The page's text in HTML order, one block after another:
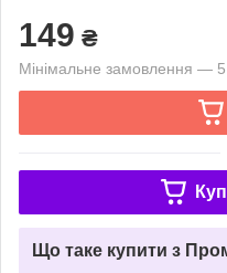
149 ₴
Мінімальне замовлення — 5
Що таке купити з